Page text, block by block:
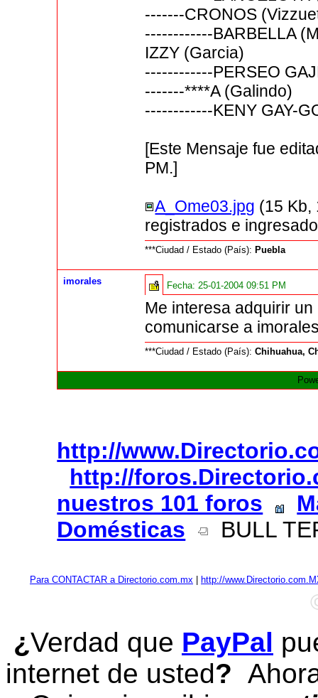
-------CRONOS
------------BARBELLA
IZZY (Garcia)
------------PERSEO
-------****A (Galindo)
------------KENY GAY-
[Este Mensaje fue
PM.]
A_Ome03.jpg (15 Kb,
registrados e
***Ciudad / Estado (País): Puebla
imorales Fecha:25-01-2004 09:51 PM
Me interesa adquirir
comunicarse a
***Ciudad / Estado (País):Chihuahua,
http://
http://
nuestros 101 foros
Domésticas
BULL
Para CONTACTAR a Directorio.com.mx http://
¿Verdad que PayPal
internet de usted?